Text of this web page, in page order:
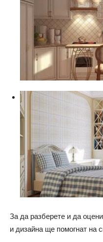
За да разберете и да
и дизайна ще помогнат на